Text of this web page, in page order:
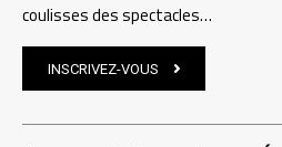
coulisses des spectacles…
INSCRIVEZ-VOUS